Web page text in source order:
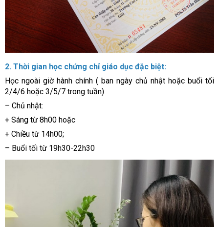
2. Thời gian học chứng chỉ giáo dục đặc biệt:
Học ngoài giờ hành chính ( ban ngày chủ nhật hoặc buổi tối
2/4/6 hoặc 3/5/7 trong tuần)
– Chủ nhật:
+ Sáng từ 8h00 hoặc
+ Chiều từ 14h00;
– Buổi tối từ 19h30-22h30